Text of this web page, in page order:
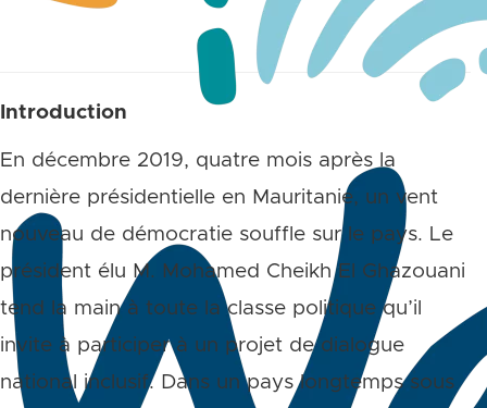
Introduction
En décembre 2019, quatre mois après la
dernière présidentielle en Mauritanie, un vent
nouveau de démocratie souffle sur le pays. Le
président élu M. Mohamed Cheikh El Ghazouani
tend la main à toute la classe politique qu’il
invite à participer à un projet de dialogue
national inclusif. Dans un pays longtemps sous